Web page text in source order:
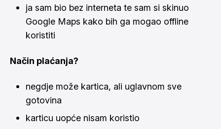
ja sam bio bez interneta te sam si skinuo
Google Maps kako bih ga mogao offline
koristiti
Način plaćanja?
negdje može kartica, ali uglavnom sve
gotovina
karticu uopće nisam koristio